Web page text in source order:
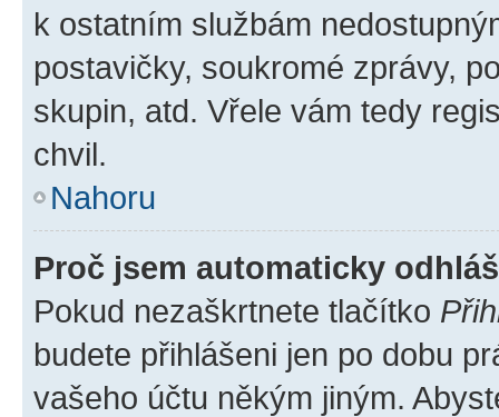
k ostatním službám
postavičky, soukromé zprávy,
skupin, atd. Vřele vám tedy
chvil.
Nahoru
Proč jsem automaticky
Pokud nezaškrtnete tlačítko
budete přihlášeni jen po dobu
vašeho účtu někým jiným.